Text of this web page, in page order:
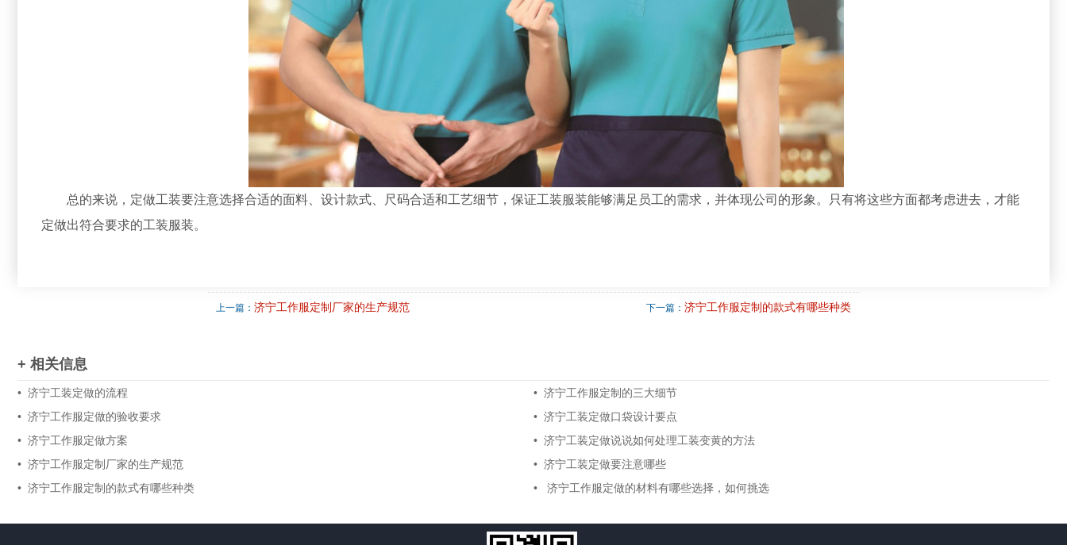
总的来说，定做工装要注意选择合适的面料、设计款式、尺码合适和工艺细节，保证工装服装能够满足员工的需求，并体现公司的形象。只有将这些方面都考虑进去，才能
定做出符合要求的工装服装。
上一篇： 济宁工作服定制厂家的生产规范 下一篇： 济宁工作服定制的款式有哪些种类
+ 相关信息
• 济宁工装定做的流程
• 济宁工作服定制的三大细节
• 济宁工作服定做的验收要求
• 济宁工装定做口袋设计要点
• 济宁工作服定做方案
• 济宁工装定做说说如何处理工装变黄的方法
• 济宁工作服定制厂家的生产规范
• 济宁工装定做要注意哪些
• 济宁工作服定制的款式有哪些种类
• 济宁工作服定做的材料有哪些选择，如何挑选